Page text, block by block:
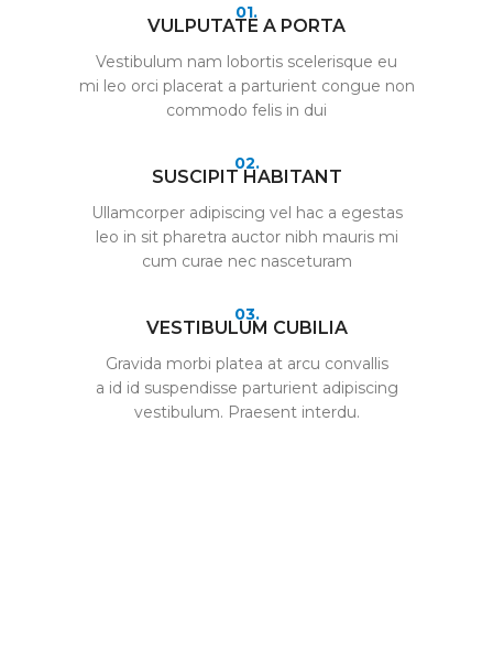
01.
VULPUTATE A PORTA
Vestibulum nam lobortis scelerisque eu
mi leo orci placerat a parturient congue non
commodo felis in dui
02.
SUSCIPIT HABITANT
Ullamcorper adipiscing vel hac a egestas
leo in sit pharetra auctor nibh mauris mi
cum curae nec nasceturam
03.
VESTIBULUM CUBILIA
Gravida morbi platea at arcu convallis
a id id suspendisse parturient adipiscing
vestibulum. Praesent interdu.